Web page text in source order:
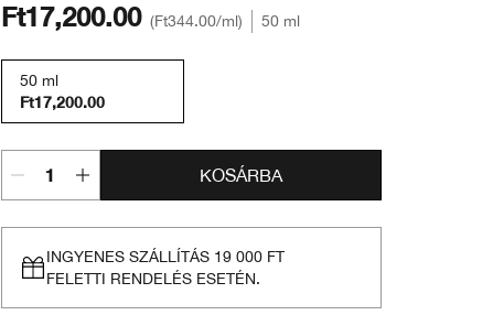
Ft17,200.00 Ft344.00/ml 50 ml
50 ml
Ft17,200.00
KOSÁRBA
INGYENES SZÁLLÍTÁS 19 000 FT
FELETTI RENDELÉS ESETÉN.